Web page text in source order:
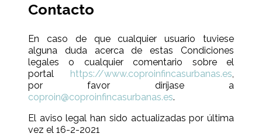
Contacto
En caso de que cualquier usuario tuviese
alguna duda acerca de estas Condiciones
legales o cualquier comentario sobre el
portal https://www.coproinfincasurbanas.es,
por favor diríjase a
coproin@coproinfincasurbanas.es.
El aviso legal han sido actualizadas por última
vez el 16-2-2021